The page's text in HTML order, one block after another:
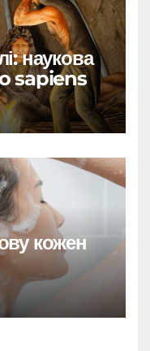
наукова
sapiens
кожен